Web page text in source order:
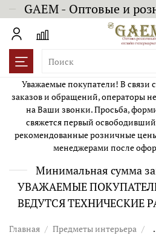
GAEM - Оптовые и
Уважаемые покупатели! В связи
заказов и обращений, операторы не
на Ваши звонки. Просьба,
свяжется первый
рекомендованные розничные
менеджерами после
Минимальная сумма
УВАЖАЕМЫЕ
ВЕДУТСЯ ТЕХНИЧЕСКИЕ
Главная Предметы интерьера